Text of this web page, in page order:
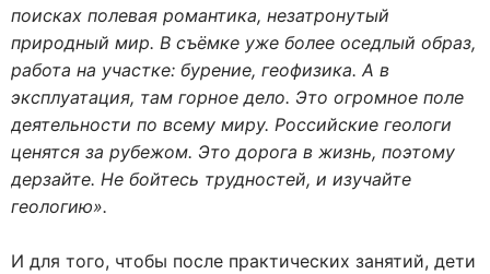
поисках полевая романтика, незатронутый
природный мир. В съёмке уже более оседлый образ,
работа на участке: бурение, геофизика. А в
эксплуатация, там горное дело. Это огромное поле
деятельности по всему миру. Российские геологи
ценятся за рубежом. Это дорога в жизнь, поэтому
дерзайте. Не бойтесь трудностей, и изучайте
геологию».
И для того, чтобы после практических занятий, дети